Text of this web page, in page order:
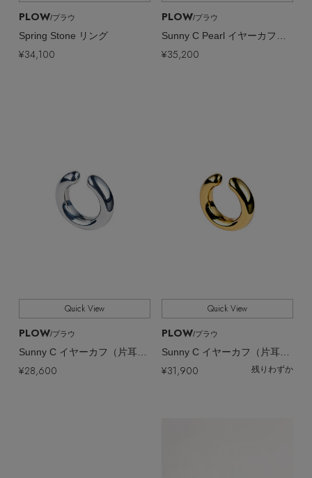
PLOW/プラウ
Spring Stone リング
¥34,100
PLOW/プラウ
¥35,200
Quick View
PLOW/プラウ
Sunny C イヤーカフ（片耳用）
¥28,600
Quick View
PLOW/プラウ
Sunny C イヤーカフ（片耳用）
¥31,900 残りわずか